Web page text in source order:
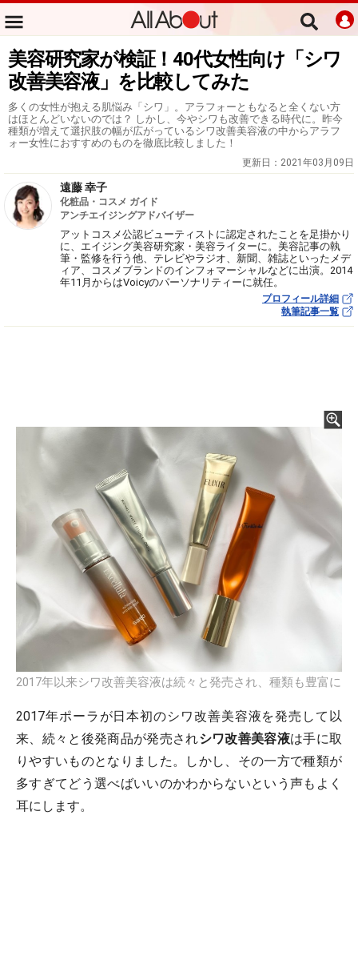
美容研究家が検証！40代女性向け「シワ
改善美容液」を比較してみた
多くの女性が抱える肌悩み「シワ」。アラフォーともなると全くない方
はほとんどいないのでは？ しかし、今やシワも改善できる時代に。昨今
種類が増えて選択肢の幅が広がっているシワ改善美容液の中からアラフ
ォー女性におすすめのものを徹底比較しました！
更新日： 2021年03月09日
遠藤 幸子
化粧品・コスメ ガイド
アンチエイジングアドバイザー
アットコスメ公認ビューティストに認定されたことを足掛かり
に、エイジング美容研究家・美容ライターに。美容記事の執
筆・監修を行う他、テレビやラジオ、新聞、雑誌といったメデ
ィア、コスメブランドのインフォマーシャルなどに出演。2014
年11月からはVoicyのパーソナリティーに就任。
プロフィール詳細
執筆記事一覧
2017年以来シワ改善美容液は続々と発売され、種類も豊富に
2017年ポーラが日本初のシワ改善美容液を発売して以
来、続々と後発商品が発売されシワ改善美容液は手に取
りやすいものとなりました。しかし、その一方で種類が
多すぎてどう選べばいいのかわからないという声もよく
耳にします。